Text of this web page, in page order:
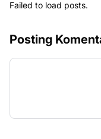
Failed to load posts.
Posting